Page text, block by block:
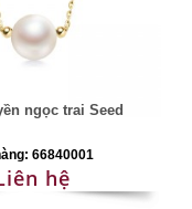
ngọc trai Seed
66840001
hệ